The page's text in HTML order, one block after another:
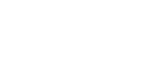
pracowników Wrocław? Jeśli chcesz
znaczenie? Analizujesz ten